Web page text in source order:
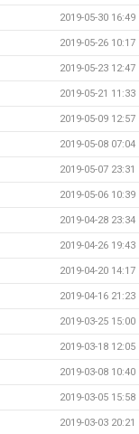
2019-05-30 16:49
2019-05-26 10:17
2019-05-23 12:47
2019-05-21 11:33
2019-05-09 12:57
2019-05-08 07:04
2019-05-07 23:31
2019-05-06 10:39
2019-04-28 23:34
2019-04-26 19:43
2019-04-20 14:17
2019-04-16 21:23
2019-03-25 15:00
2019-03-18 12:05
2019-03-08 10:40
2019-03-05 15:58
2019-03-03 20:21